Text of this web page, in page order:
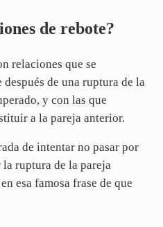
de rebote?
relaciones que se
de una ruptura de la
y con las que
a la pareja anterior.
de intentar no pasar por
ruptura de la pareja
esa famosa frase de que